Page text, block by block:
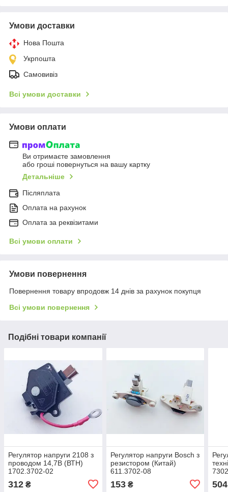
Умови доставки
Нова Пошта
Укрпошта
Самовивіз
Всі умови доставки
Умови оплати
Ви отримаєте замовлення
або гроші повернуться на вашу картку
Детальніше
Післяплата
Оплата на рахунок
Оплата за реквізитами
Всі умови оплати
Умови повернення
Повернення товару впродовж 14 днів за рахунок покупця
Всі умови повернення
Подібні товари компанії
Регулятор напруги 2108 з
проводом 14,7В (ВТН)
1702.3702-02
312 ₴
Регулятор напруги Bosсh з
резистором (Китай)
611.3702-08
153₴ 504